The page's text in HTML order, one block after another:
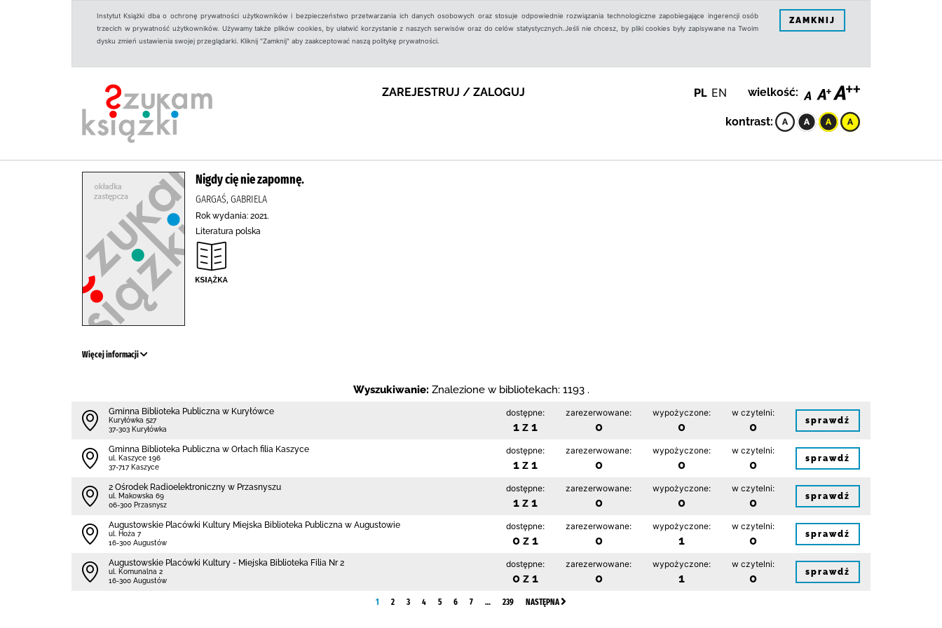
Instytut Książki dba o ochronę prywatności użytkowników i bezpieczeństwo przetwarzania ich danych osobowych oraz stosuje odpowiednie rozwiązania technologiczne zapobiegające ingerencji osób
trzecich w prywatność użytkowników. Używamy także plików cookies, by ułatwić korzystanie z naszych serwisów oraz do celów statystycznych.Jeśli nie chcesz, by pliki cookies były zapisywane na Twoim
dysku zmień ustawienia swojej przeglądarki. Kliknij "Zamknij" aby zaakceptować naszą politykę prywatności.
ZAMKNIJ
ZAREJESTRUJ / ZALOGUJ PL EN wielkość:
kontrast:
Nigdy cię nie zapomnę.
GARGAŚ, GABRIELA
Rok wydania: 2021.
Literatura polska
Więcej informacji
Wyszukiwanie: Znalezione w bibliotekach: 1193 .
Gminna Biblioteka Publiczna w Kuryłówce
Kuryłówka 527
37-303 Kuryłówka
dostępne:
1 z 1
zarezerwowane:
0
wypożyczone:
0
w czytelni:
0 sprawdź
Gminna Biblioteka Publiczna w Orłach filia Kaszyce
ul. Kaszyce 196
37-717 Kaszyce
dostępne:
1 z 1
zarezerwowane:
0
wypożyczone:
0
w czytelni:
0 sprawdź
2 Ośrodek Radioelektroniczny w Przasnyszu
ul. Makowska 69
06-300 Przasnysz
dostępne:
1 z 1
zarezerwowane:
0
wypożyczone:
0
w czytelni:
0 sprawdź
Augustowskie Placówki Kultury Miejska Biblioteka Publiczna w Augustowie
ul. Hoża 7
16-300 Augustów
dostępne:
0 z 1
zarezerwowane:
0
wypożyczone:
1
w czytelni:
0 sprawdź
Augustowskie Placówki Kultury - Miejska Biblioteka Filia Nr 2
ul. Komunalna 2
16-300 Augustów
dostępne:
0 z 1
zarezerwowane:
0
wypożyczone:
1
w czytelni:
0 sprawdź
1 2 3 4 5 6 7 … 239 NASTĘPNA